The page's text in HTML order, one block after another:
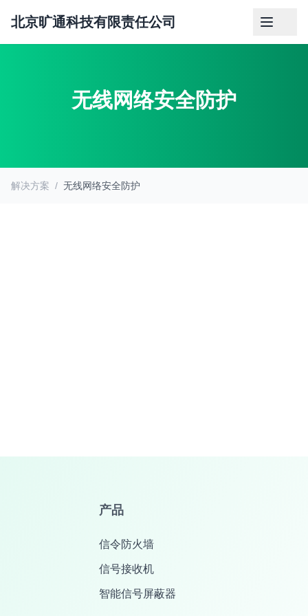
北京旷通科技有限责任公司
无线网络安全防护
解决方案 / 无线网络安全防护
产品
信令防火墙
信号接收机
智能信号屏蔽器